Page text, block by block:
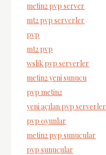
metin2 pvp server
mt2 pvp serverler
pvp
mt2 pvp
wslik pvp serverler
metin2 yeni sunucu
pvp metin2
yeni açılan pvp serverler
pvp oyunlar
metin2 pvp sunucular
pvp sunucular